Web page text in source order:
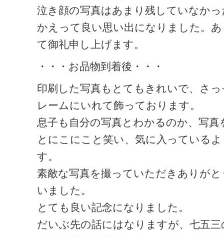
泣き顔の写真はあまり残していなか
かえって良い思い出になりました。
て御礼申し上げます。
・・・お品物到着後・・・
印刷した写真もとてもきれいで、さ
レームにいれて飾っております。
息子も自分の写真とわかるのか、写真
とにこにこと笑い、気に入っている
す。
素敵な写真を撮っていただきありが
いました。
とても良い記念になりました。
だいぶ先の話にはなりますが、七五